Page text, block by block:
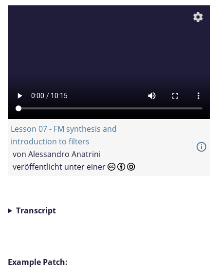
settings
Lesson 07 - FM synthesis and
introduction to filters
von Alessandro Anatrini
veröffentlicht unter einer
info_outline
Transcript
Example Patch: